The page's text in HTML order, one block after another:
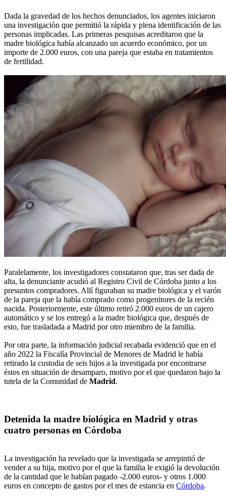
Dada la gravedad de los hechos denunciados, los agentes iniciaron
una investigación que permitió la rápida y plena identificación de las
personas implicadas. Las primeras pesquisas acreditaron que la
madre biológica había alcanzado un acuerdo económico, por un
importe de 2.000 euros, con una pareja que estaba en tratamientos
de fertilidad.
Paralelamente, los investigadores constataron que, tras ser dada de
alta, la denunciante acudió al Registro Civil de Córdoba junto a los
presuntos compradores. Allí figuraban su madre biológica y el varón
de la pareja que la había comprado como progenitores de la recién
nacida. Posteriormente, este último retiró 2.000 euros de un cajero
automático y se los entregó a la madre biológica que, después de
esto, fue trasladada a Madrid por otro miembro de la familia.
Por otra parte, la información judicial recabada evidenció que en el
año 2022 la Fiscalía Provincial de Menores de Madrid le había
retirado la custodia de seis hijos a la investigada por encontrarse
éstos en situación de desamparo, motivo por el que quedaron bajo la
tutela de la Comunidad de Madrid.
Detenida la madre biológica en Madrid y otras
cuatro personas en Córdoba
La investigación ha revelado que la investigada se arrepintió de
vender a su hija, motivo por el que la familia le exigió la devolución
de la cantidad que le habían pagado -2.000 euros- y otros 1.000
euros en concepto de gastos por el mes de estancia en Córdoba.